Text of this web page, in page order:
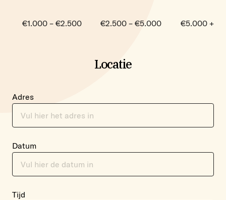
Budget
€1.000 – €2.500 €2.500 – €5.000 €5.000 +
Locatie
Adres
Datum
Tijd